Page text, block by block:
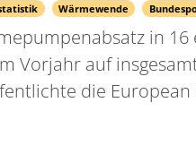
Wärmewende
in
Vorjahr auf
die